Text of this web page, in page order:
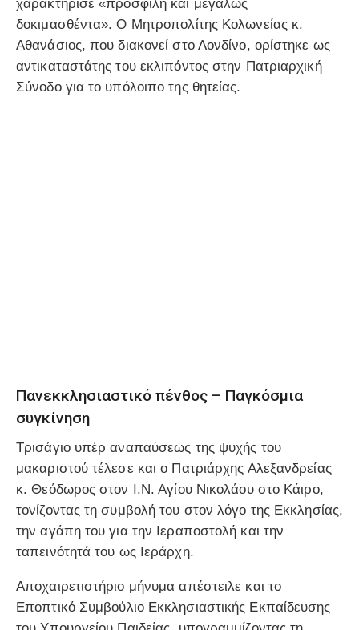
χαρακτήρισε «προσφιλῆ και μεγάλως
δοκιμασθέντα». Ο Μητροπολίτης Κολωνείας κ.
Αθανάσιος, που διακονεί στο Λονδίνο, ορίστηκε ως
αντικαταστάτης του εκλιπόντος στην Πατριαρχική
Σύνοδο για το υπόλοιπο της θητείας.
Πανεκκλησιαστικό πένθος – Παγκόσμια
συγκίνηση
Τρισάγιο υπέρ αναπαύσεως της ψυχής του
μακαριστού τέλεσε και ο Πατριάρχης Αλεξανδρείας
κ. Θεόδωρος στον Ι.Ν. Αγίου Νικολάου στο Κάιρο,
τονίζοντας τη συμβολή του στον λόγο της Εκκλησίας,
την αγάπη του για την Ιεραποστολή και την
ταπεινότητά του ως Ιεράρχη.
Αποχαιρετιστήριο μήνυμα απέστειλε και το
Εποπτικό Συμβούλιο Εκκλησιαστικής Εκπαίδευσης